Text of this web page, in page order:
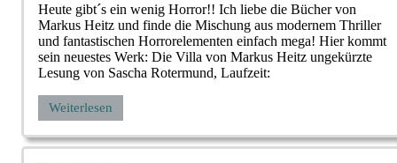
Heute gibt´s ein wenig Horror!! Ich liebe die Bücher von
Markus Heitz und finde die Mischung aus modernem Thriller
und fantastischen Horrorelementen einfach mega! Hier kommt
sein neuestes Werk: Die Villa von Markus Heitz ungekürzte
Lesung von Sascha Rotermund, Laufzeit:
Weiterlesen